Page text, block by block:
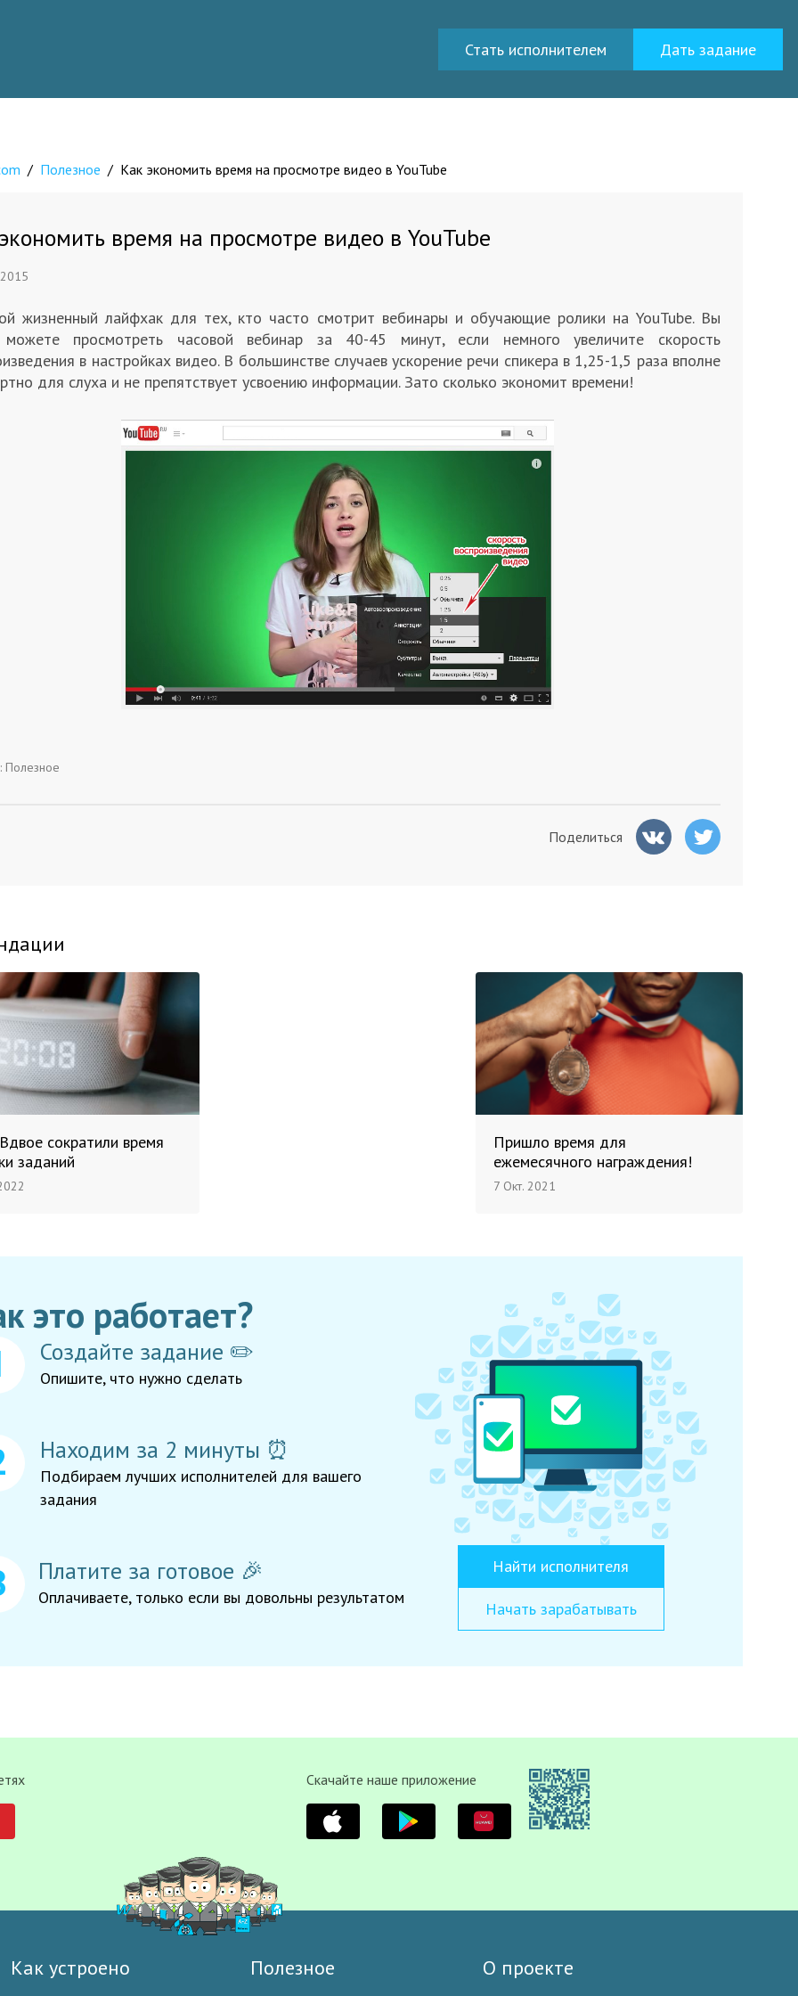
Стать исполнителем Дать задание
/ Полезное / Как экономить время на просмотре видео в YouTube
время на просмотре видео в YouTube
жизненный лайфхак для тех, кто часто смотрит вебинары и обучающие ролики на YouTube. Вы
можете просмотреть часовой вебинар за 40-45 минут, если немного увеличите скорость
в настройках видео. В большинстве случаев ускорение речи спикера в 1,25-1,5 раза вполне
для слуха и не препятствует усвоению информации. Зато сколько экономит времени!
Полезное
Поделиться
сократили время
заданий
Пришло время для
ежемесячного награждения!
7 Окт. 2021
это работает?
Создайте задание ✏️
Опишите, что нужно сделать
Находим за 2 минуты ⏰
Подбираем лучших исполнителей для вашего
задания
Платите за готовое 🎉
Оплачиваете, только если вы довольны результатом
Найти исполнителя
Начать зарабатывать
Скачайте наше приложение
Как устроено Полезное О проекте